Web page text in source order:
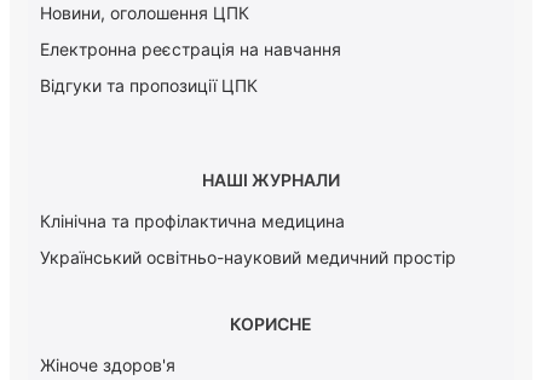
Новини, оголошення ЦПК
Електронна реєстрація на навчання
Відгуки та пропозиції ЦПК
НАШІ ЖУРНАЛИ
Клінічна та профілактична медицина
Український освітньо-науковий медичний простір
КОРИСНЕ
Жіноче здоров'я